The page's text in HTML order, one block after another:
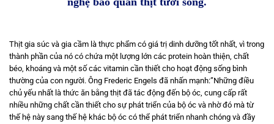
Thịt gia súc và gia cầm là thực phẩm có giá trị dinh dưỡng tốt nhất, vì trong
thành phần của nó có chứa một lượng lớn các protein hoàn thiện, chất
béo, khoáng và một số các vitamin cần thiết cho hoạt động sống bình
thường của con người. Ông Frederic Engels đã nhấn mạnh:”Những điều
chủ yếu nhất là thức ăn bằng thịt đã tác động đến bộ óc, cung cấp rất
nhiều những chất cần thiết cho sự phát triển của bộ óc và nhờ đó mà từ
thế hệ này sang thế hệ khác bộ óc có thể phát triển nhanh chóng và đầy